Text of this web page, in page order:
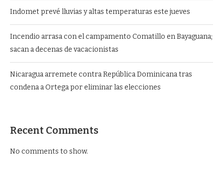
Indomet prevé lluvias y altas temperaturas este jueves
Incendio arrasa con el campamento Comatillo en Bayaguana;
sacan a decenas de vacacionistas
Nicaragua arremete contra República Dominicana tras
condena a Ortega por eliminar las elecciones
Recent Comments
No comments to show.